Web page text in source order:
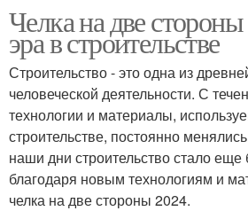
Челка на две
эра в строительстве
Строительство - это одна из
человеческой деятельности. С
технологии и материалы,
строительстве, постоянно
наши дни строительство стало
благодаря новым технологиям и
челка на две стороны 2024.